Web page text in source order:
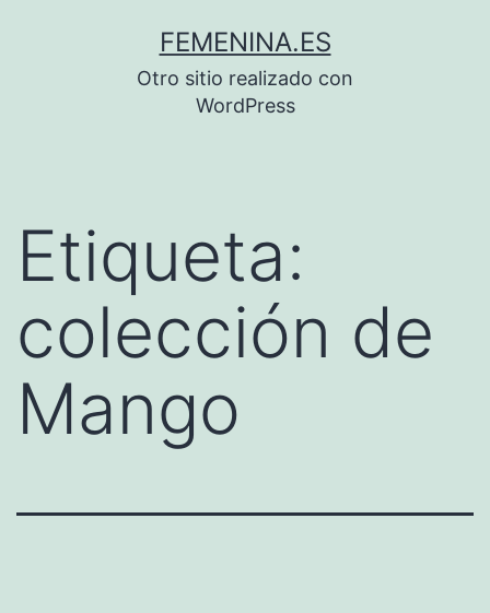
FEMENINA.ES
Otro sitio realizado con
WordPress
Etiqueta:
colección de
Mango